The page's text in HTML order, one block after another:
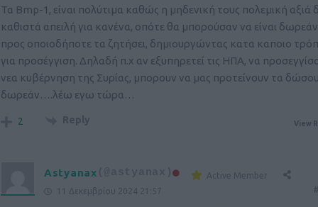
Τα Bmp-1, είναι πολύτιμα καθώς η μηδενική τους πολεμική αξιά
καθιστά απειλή για κανένα, οπότε θα μπορούσαν να είναι
προς οποιοδήποτε τα ζητήσει, δημιουργώντας κατα καποιο
για προσέγγιση. Δηλαδή π.χ αν εξυπηρετεί τις ΗΠΑ, να
νεα κυβέρνηση της Συρίας, μπορουν να μας προτείνουν τα
δωρεάν….λέω εγω τώρα…
2 Reply View
Astyanax (@astyanax)
Active Member
11 Δεκεμβρίου 2024 21:57